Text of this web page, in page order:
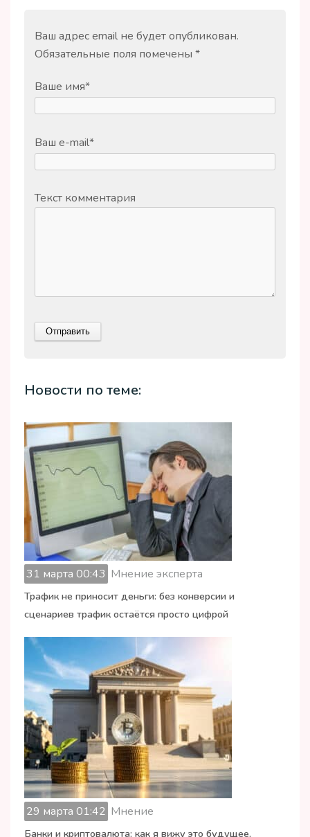
Ваш адрес email не будет опубликован.
Обязательные поля помечены *
Ваше имя*
Ваш e-mail*
Текст комментария
Новости по теме:
31 марта 00:43 Мнение эксперта
Трафик не приносит деньги: без конверсии и
сценариев трафик остаётся просто цифрой
29 марта 01:42 Мнение
Банки и криптовалюта: как я вижу это будущее,